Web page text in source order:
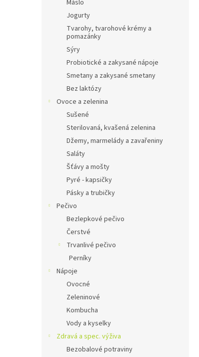
Máslo
Jogurty
Tvarohy, tvarohové krémy a
pomazánky
Sýry
Probiotické a zakysané nápoje
Smetany a zakysané smetany
Bez laktózy
Ovoce a zelenina
Sušené
Sterilovaná, kvašená zelenina
Džemy, marmelády a zavařeniny
Saláty
Šťávy a mošty
Pyré - kapsičky
Pásky a trubičky
Pečivo
Bezlepkové pečivo
Čerstvé
Trvanlivé pečivo
Perníky
Nápoje
Ovocné
Zeleninové
Kombucha
Vody a kyselky
Zdravá a spec. výživa
Bezobalové potraviny